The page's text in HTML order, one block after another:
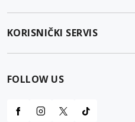
KORISNIČKI SERVIS
FOLLOW US